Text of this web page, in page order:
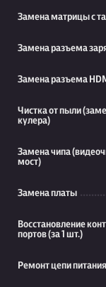
Замена матрицы с
Замена разъема
Замена разъема
Чистка от пыли
кулера)
Замена чипа
мост)
Замена платы
Восстановление
портов (за 1 шт.)
Ремонт цепи питания